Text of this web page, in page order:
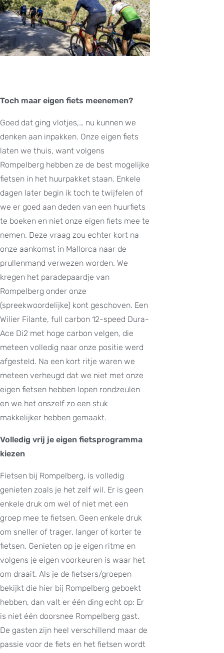
Toch maar eigen fiets meenemen?
Goed dat ging vlotjes,… nu kunnen we
denken aan inpakken. Onze eigen fiets
laten we thuis, want volgens
Rompelberg hebben ze de best mogelijke
fietsen in het huurpakket staan. Enkele
dagen later begin ik toch te twijfelen of
we er goed aan deden van een huurfiets
te boeken en niet onze eigen fiets mee te
nemen. Deze vraag zou echter kort na
onze aankomst in Mallorca naar de
prullenmand verwezen worden. We
kregen het paradepaardje van
Rompelberg onder onze
(spreekwoordelijke) kont geschoven. Een
Wilier Filante, full carbon 12-speed Dura-
Ace Di2 met hoge carbon velgen, die
meteen volledig naar onze positie werd
afgesteld. Na een kort ritje waren we
meteen verheugd dat we niet met onze
eigen fietsen hebben lopen rondzeulen
en we het onszelf zo een stuk
makkelijker hebben gemaakt.
Volledig vrij je eigen fietsprogramma
kiezen
Fietsen bij Rompelberg, is volledig
genieten zoals je het zelf wil. Er is geen
enkele druk om wel of niet met een
groep mee te fietsen. Geen enkele druk
om sneller of trager, langer of korter te
fietsen. Genieten op je eigen ritme en
volgens je eigen voorkeuren is waar het
om draait. Als je de fietsers/groepen
bekijkt die hier bij Rompelberg geboekt
hebben, dan valt er één ding echt op: Er
is niet één doorsnee Rompelberg gast.
De gasten zijn heel verschillend maar de
passie voor de fiets en het fietsen wordt